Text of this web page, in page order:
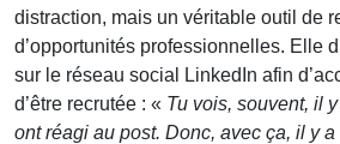
distraction, mais un véritable outil de
d’opportunités professionnelles. Elle
sur le réseau social LinkedIn afin
d’être recrutée : « Tu vois, souvent, il
ont réagi au post. Donc, avec ça, il y